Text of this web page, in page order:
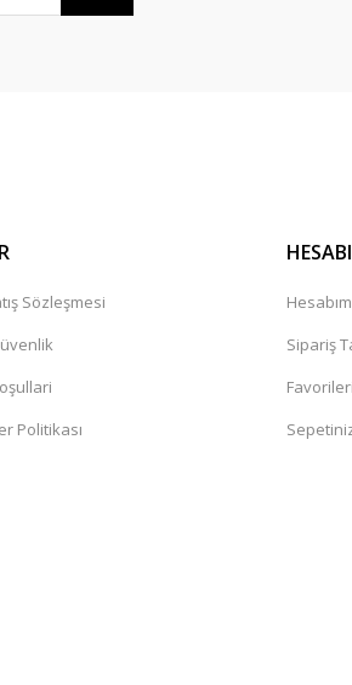
Sözleşmesi
Politikası
Hesabım
Sipariş